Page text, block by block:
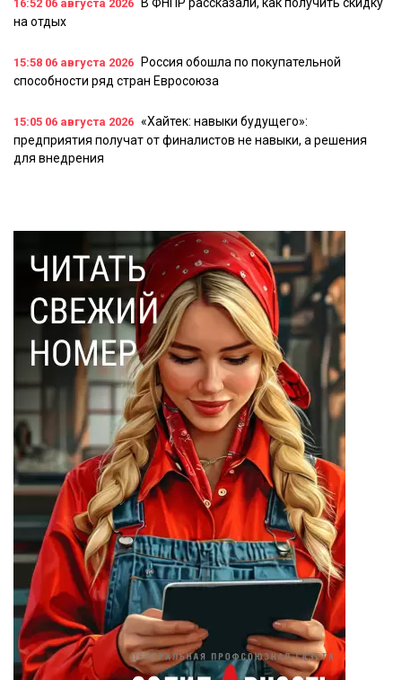
16:52 06 августа 2026
на отдых
15:58 06 августа 2026
Россия обошла по покупательной
способности ряд стран Евросоюза
15:05 06 августа 2026 «Хайтек: навыки будущего»:
предприятия получат от финалистов не навыки, а решения
для внедрения